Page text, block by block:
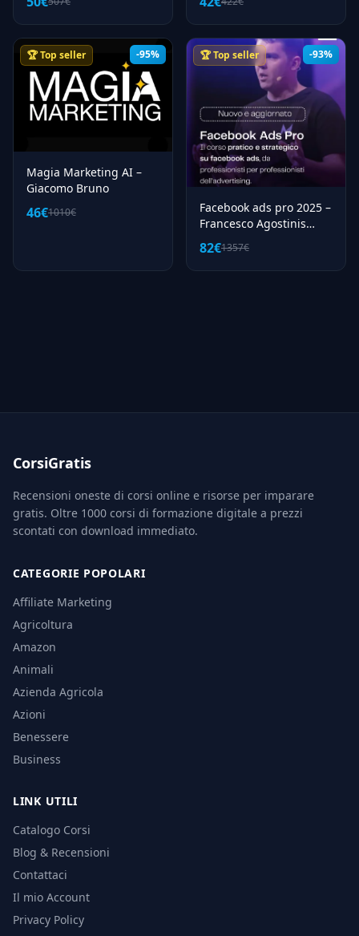
-95%
🏆 Top seller
Magia Marketing AI –
Giacomo Bruno
46€1010€
-93%
🏆 Top seller
Facebook ads pro 2025 –
Francesco Agostinis
(marketers)
82€1357€
CorsiGratis
Recensioni oneste di corsi online e risorse per imparare
gratis. Oltre 1000 corsi di formazione digitale a prezzi
scontati con download immediato.
CATEGORIE POPOLARI
Affiliate Marketing
Agricoltura
Amazon
Animali
Azienda Agricola
Azioni
Benessere
Business
LINK UTILI
Catalogo Corsi
Blog & Recensioni
Contattaci
Il mio Account
Privacy Policy